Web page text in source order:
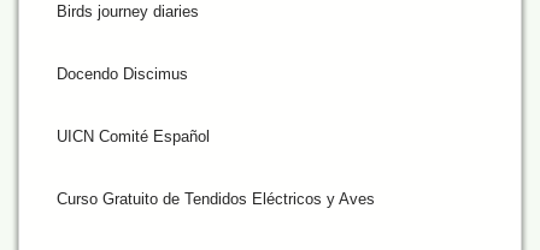
Birds journey diaries
Docendo Discimus
UICN Comité Español
Curso Gratuito de Tendidos Eléctricos y Aves